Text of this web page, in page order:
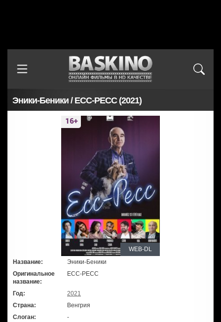
Эники-Беники / ECC-PECC (2021)
WEB-DL
Название:
Эники-Беники
Оригинальное
название:
ECC-PECC
Год:
2021
Страна:
Венгрия
Слоган:
-